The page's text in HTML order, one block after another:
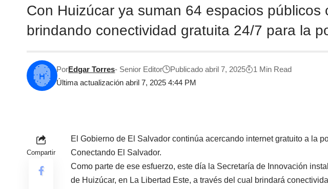
Con Huizúcar ya suman 64 espacios
brindando conectividad gratuita 24/7 para la
Última actualización abril 7, 2025 4:44 PM
PorEdgar Torres- Senior Editor Publicado abril 7, 2025 1 Min Read
Compartir
El Gobierno de El Salvador continúa acercando internet gratuito a la
Conectando El Salvador.
Como parte de ese esfuerzo, este día la Secretaría de Innovación
de Huizúcar, en La Libertad Este, a través del cual brindará